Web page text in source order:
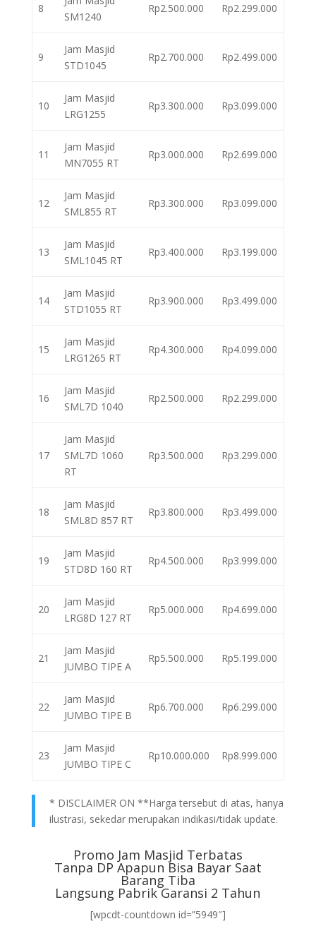
8
SM1240
Rp2.500.000 Rp2.299.000
9
Jam Masjid
STD1045
Rp2.700.000 Rp2.499.000
10
Jam Masjid
LRG1255
Rp3.300.000 Rp3.099.000
11
Jam Masjid
MN7055 RT
Rp3.000.000 Rp2.699.000
12
Jam Masjid
SML855 RT
Rp3.300.000 Rp3.099.000
13
Jam Masjid
SML1045 RT
Rp3.400.000 Rp3.199.000
14
Jam Masjid
STD1055 RT
Rp3.900.000 Rp3.499.000
15
Jam Masjid
LRG1265 RT
Rp4.300.000 Rp4.099.000
16
Jam Masjid
SML7D 1040
Rp2.500.000 Rp2.299.000
17
Jam Masjid
SML7D 1060
RT
Rp3.500.000 Rp3.299.000
18
Jam Masjid
SML8D 857 RT
Rp3.800.000 Rp3.499.000
19
Jam Masjid
STD8D 160 RT
Rp4.500.000 Rp3.999.000
20
Jam Masjid
LRG8D 127 RT
Rp5.000.000 Rp4.699.000
21
Jam Masjid
JUMBO TIPE A
Rp5.500.000 Rp5.199.000
22
Jam Masjid
JUMBO TIPE B
Rp6.700.000 Rp6.299.000
23
Jam Masjid
JUMBO TIPE C
Rp10.000.000 Rp8.999.000
* DISCLAIMER ON **Harga tersebut di atas, hanya
ilustrasi, sekedar merupakan indikasi/tidak update.
Promo Jam Masjid Terbatas
Tanpa DP Apapun Bisa Bayar Saat
Barang Tiba
Langsung Pabrik Garansi 2 Tahun
[wpcdt-countdown id=”5949″]